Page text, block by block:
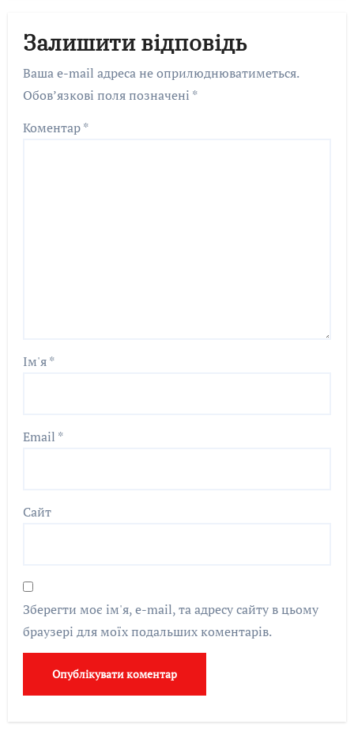
Залишити відповідь
Ваша e-mail адреса не оприлюднюватиметься.
Обов’язкові поля позначені *
Коментар*
Ім'я*
Email *
Сайт
Зберегти моє ім'я, e-mail, та адресу сайту в цьому
браузері для моїх подальших коментарів.